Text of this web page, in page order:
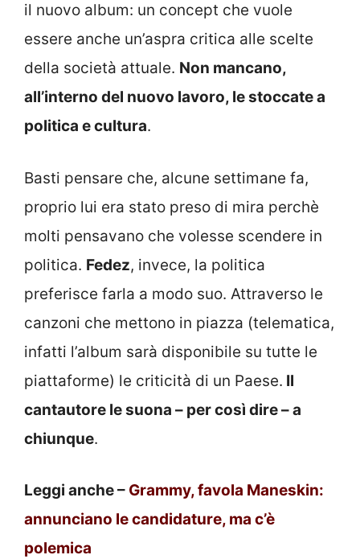
il nuovo album: un concept che vuole
essere anche un’aspra critica alle scelte
della società attuale. Non mancano,
all’interno del nuovo lavoro, le stoccate a
politica e cultura.
Basti pensare che, alcune settimane fa,
proprio lui era stato preso di mira perchè
molti pensavano che volesse scendere in
politica. Fedez, invece, la politica
preferisce farla a modo suo. Attraverso le
canzoni che mettono in piazza (telematica,
infatti l’album sarà disponibile su tutte le
piattaforme) le criticità di un Paese. Il
cantautore le suona – per così dire – a
chiunque.
Leggi anche – Grammy, favola Maneskin:
annunciano le candidature, ma c’è
polemica